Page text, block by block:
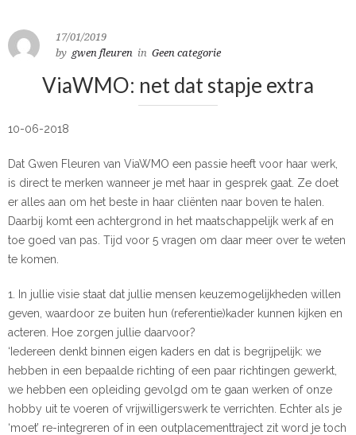
17/01/2019
by gwen fleuren in Geen categorie
ViaWMO: net dat stapje extra
10-06-2018
Dat Gwen Fleuren van ViaWMO een passie heeft voor haar werk,
is direct te merken wanneer je met haar in gesprek gaat. Ze doet
er alles aan om het beste in haar cliënten naar boven te halen.
Daarbij komt een achtergrond in het maatschappelijk werk af en
toe goed van pas. Tijd voor 5 vragen om daar meer over te weten
te komen.
1. In jullie visie staat dat jullie mensen keuzemogelijkheden willen
geven, waardoor ze buiten hun (referentie)kader kunnen kijken en
acteren. Hoe zorgen jullie daarvoor?
‘Iedereen denkt binnen eigen kaders en dat is begrijpelijk: we
hebben in een bepaalde richting of een paar richtingen gewerkt,
we hebben een opleiding gevolgd om te gaan werken of onze
hobby uit te voeren of vrijwilligerswerk te verrichten. Echter als je
‘moet’ re-integreren of in een outplacementtraject zit word je toch